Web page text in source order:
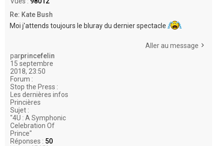
Re: Kate Bush
Moi j'attends toujours le bluray du dernier spectacle
Aller au message
parprincefelin
15 septembre
2018, 23:50
Forum :
Stop the Press :
Les dernières infos
Princières
Sujet :
"4U : A Symphonic
Celebration Of
Prince"
Réponses : 50